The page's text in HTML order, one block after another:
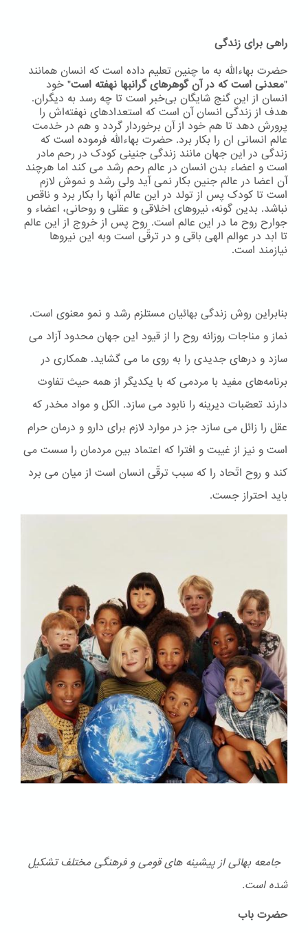
راهی برای زندگی
حضرت بهاءاللّه به ما چنین تعلیم داده است که انسان همانند
"معدنی است که در آن گوهرهای گرانبها نهفته است" خود
انسان از این گنج شایگان بی‌خبر است تا چه رسد به دیگران.
هدف از زندگی انسان آن است که استعدادهای نهفته‌اش را
پرورش دهد تا هم خود از آن برخوردار گردد و هم در خدمت
عالم انسانی ان را بکار برد. حضرت بهاءاللّه فرموده است که
زندگی در این جهان مانند زندگی جنینی کودک در رحم مادر
است و اعضاء بدن انسان در عالم رحم رشد می کند اما هرچند
آن اعضا در عالم جنین بکار نمی آید ولی رشد و نموش لازم
است تا کودک پس از تولد در این عالم آنها را بکار برد و ناقص
نباشد. بدین گونه، نیروهای اخلاقی و عقلی و روحانی، اعضاء و
جوارح روح ما در این عالم است. روح پس از خروج از این عالم
تا ابد در عوالم الهی باقی و در ترقّی است وبه اين نيروها
نيازمند است.
بنابراین روش زندگی بهائیان مستلزم رشد و نمو معنوی است.
نماز و مناجات روزانه روح را از قیود این جهان محدود آزاد می
سازد و درهای جدیدی را به روی ما می گشاید. همکاری در
برنامه‌های مفید با مردمی که با یکدیگر از همه حیث تفاوت
دارند تعصّبات دیرینه را نابود می سازد. الكل و مواد مخدر که
عقل را زائل می سازد جز در موارد لازم برای دارو و درمان حرام
است و نیز از غیبت و افترا که اعتماد بین مردمان را سست می
کند و روح اتّحاد را که سبب ترقّی انسان است از میان می برد
باید احتراز جست.
جامعه بهائی از پیشینه های قومی و فرهنگی مختلف تشكیل
شده است.
حضرت باب